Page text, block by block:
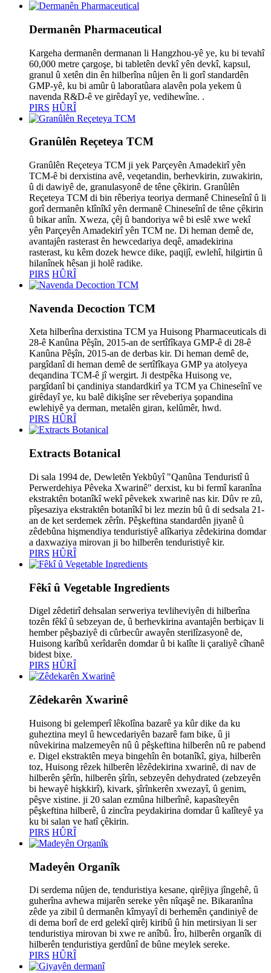
Dermanên Pharmaceutical
Kargeha dermanên dermanan li Hangzhou-yê ye, ku bi tevahî
60,000 metre çargoşe, bi tabletên devkî yên devkî, kapsul,
granul û xetên din ên hilberîna nûjen ên li gorî standardên
GMP-yê, ku bi amûr û laboratûara alavên pola yekem û
navenda R&D-ê ve girêdayî ye, vedihewîne. .
PIRS HÛRÎ
Granûlên Reçeteya TCM
Granûlên Reçeteya TCM ji yek Parçeyên Amadekirî yên
TCM-ê bi derxistina avê, veqetandin, berhevkirin, zuwakirin,
û di dawiyê de, granulasyonê de têne çêkirin. Granûlên
Reçeteya TCM di bin rêberiya teoriya dermanê Chineseînî û li
gorî dermanên klînîkî yên dermanê Chineseînî de têne çêkirin
û bikar anîn. Xweza, çêj û bandoriya wê bi eslê xwe wekî
yên Parçeyên Amadekirî yên TCM ne. Di heman demê de,
avantajên rasterast ên hewcedariya deqê, amadekirina
rasterast, ku kêm dozek hewce dike, paqijî, ewlehî, hilgirtin û
hilanînek hêsan ji holê radike.
PIRS HÛRÎ
Navenda Decoction TCM
Xeta hilberîna derxistina TCM ya Huisong Pharmaceuticals di
28-ê Kanûna Pêşîn, 2015-an de sertîfîkaya GMP-ê di 28-ê
Kanûna Pêşîn, 2015-an de derbas kir. Di heman demê de,
pargîdanî di heman demê de sertîfîkaya GMP ya atolyeya
deqandina TCM-ê jî wergirt. Ji destpêka Huisong ve,
pargîdanî bi çandiniya standardkirî ya TCM ya Chineseînî ve
girêdayî ye, ku balê dikişîne ser rêveberiya şopandina
ewlehiyê ya derman, metalên giran, kelûmêr, hwd.
PIRS HÛRÎ
Extracts Botanical
Di sala 1994 de, Dewletên Yekbûyî "Qanûna Tenduristî û
Perwerdehiya Pêveka Xwarinê" derxist, ku bi fermî karanîna
ekstraktên botanîkî wekî pêvekek xwarinê nas kir. Dûv re zû,
pîşesaziya ekstraktên botanîkî bi lez mezin bû û di sedsala 21-
an de ket serdemek zêrîn. Pêşkeftina standardên jiyanê û
zêdebûna hişmendiya tenduristiyê alîkariya zêdekirina domdar
a daxwaziya mirovan ji bo hilberên tenduristiyê kir.
PIRS HÛRÎ
Fêkî û Vegetable Ingredients
Digel zêdetirî dehsalan serweriya tevliheviyên di hilberîna
tozên fêkî û sebzeyan de, û berhevkirina avantajên berbiçav li
hember pêşbaziyê di cûrbecûr awayên sterilîzasyonê de,
Huisong karîbû xerîdarên domdar û bi kalîte li çaraliyê cîhanê
bidest bixe.
PIRS HÛRÎ
Zêdekarên Xwarinê
Huisong bi gelemperî lêkolîna bazarê ya kûr dike da ku
guheztina meyl û hewcedariyên bazarê fam bike, û ji
nûvekirina malzemeyên nû û pêşkeftina hilberên nû re pabend
e. Digel ekstraktên meya bingehîn ên botanîkî, giya, hilberên
toz, Huisong rêzek hilberên lêzêdekirina xwarinê, di nav de
hilberên şêrîn, hilberên şîrîn, sebzeyên dehydrated (zebzeyên
bi hewayê hişkkirî), kivark, şîrînkerên xwezayî, û genim,
pêşve xistine. ji 20 salan ezmûna hilberînê, kapasîteyên
pêşkeftina hilberê, û zincîra peydakirina domdar û kalîteyê ya
ku bi salan ve hatî çêkirin.
PIRS HÛRÎ
Madeyên Organîk
Di serdema nûjen de, tenduristiya kesane, qirêjiya jîngehê, û
guherîna avhewa mijarên sereke yên nîqaşê ne. Bikaranîna
zêde ya zibil û dermanên kîmyayî di berhemên çandiniyê de
di dema borî de erd gelekî qirêj kiribû û hin metirsiyan li ser
tenduristiya mirovan bi xwe re anîbû. Îro, hilberên organîk di
hilberên tenduristiya gerdûnî de bûne meylek sereke.
PIRS HÛRÎ